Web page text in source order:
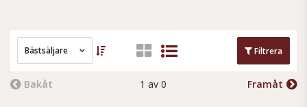
Bästsäljare Filtrera
Bakåt 1 av 0 Framåt